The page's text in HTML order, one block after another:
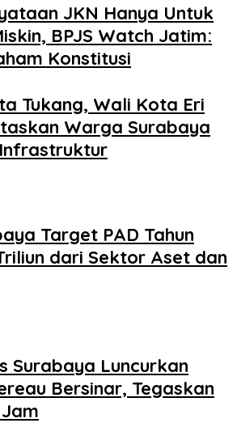
JKN Hanya Untuk
BPJS Watch Jatim:
Konstitusi
Tukang, Wali Kota Eri
Warga Surabaya
Target PAD Tahun
dari Sektor Aset dan
Surabaya Luncurkan
Bersinar, Tegaskan